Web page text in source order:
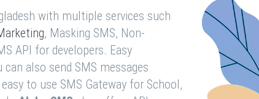
with multiple services such
, Masking SMS, Non-
API for developers. Easy
also send SMS messages
to use SMS Gateway for School,